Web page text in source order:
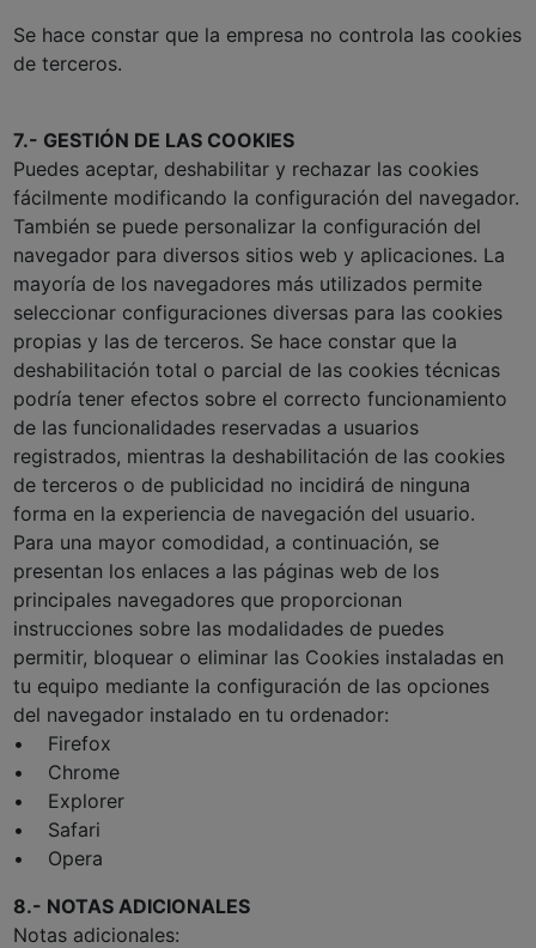
Se hace constar que la empresa no controla las cookies
de terceros.
7.- GESTIÓN DE LAS COOKIES
Puedes aceptar, deshabilitar y rechazar las cookies
fácilmente modificando la configuración del navegador.
También se puede personalizar la configuración del
navegador para diversos sitios web y aplicaciones. La
mayoría de los navegadores más utilizados permite
seleccionar configuraciones diversas para las cookies
propias y las de terceros. Se hace constar que la
deshabilitación total o parcial de las cookies técnicas
podría tener efectos sobre el correcto funcionamiento
de las funcionalidades reservadas a usuarios
registrados, mientras la deshabilitación de las cookies
de terceros o de publicidad no incidirá de ninguna
forma en la experiencia de navegación del usuario.
Para una mayor comodidad, a continuación, se
presentan los enlaces a las páginas web de los
principales navegadores que proporcionan
instrucciones sobre las modalidades de puedes
permitir, bloquear o eliminar las Cookies instaladas en
tu equipo mediante la configuración de las opciones
del navegador instalado en tu ordenador:
• Firefox
• Chrome
• Explorer
• Safari
• Opera
8.- NOTAS ADICIONALES
Notas adicionales: